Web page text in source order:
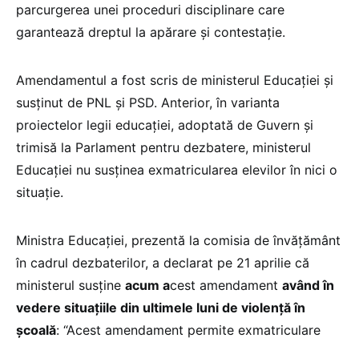
parcurgerea unei proceduri disciplinare care
garantează dreptul la apărare și contestație.
Amendamentul a fost scris de ministerul Educației și
susținut de PNL și PSD. Anterior, în varianta
proiectelor legii educației, adoptată de Guvern și
trimisă la Parlament pentru dezbatere, ministerul
Educației nu susținea exmatricularea elevilor în nici o
situație.
Ministra Educației, prezentă la comisia de învățământ
în cadrul dezbaterilor, a declarat pe 21 aprilie că
ministerul susține acum acest amendament având în
vedere situaţiile din ultimele luni de violenţă în
şcoală: “Acest amendament permite exmatriculare